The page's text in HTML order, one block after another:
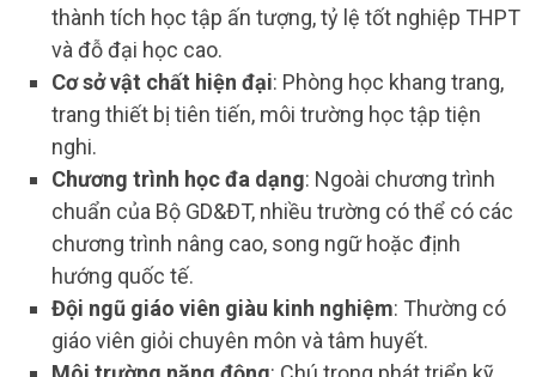
thành tích học tập ấn tượng, tỷ lệ tốt nghiệp THPT
và đỗ đại học cao.
Cơ sở vật chất hiện đại: Phòng học khang trang,
trang thiết bị tiên tiến, môi trường học tập tiện
nghi.
Chương trình học đa dạng: Ngoài chương trình
chuẩn của Bộ GD&ĐT, nhiều trường có thể có các
chương trình nâng cao, song ngữ hoặc định
hướng quốc tế.
Đội ngũ giáo viên giàu kinh nghiệm: Thường có
giáo viên giỏi chuyên môn và tâm huyết.